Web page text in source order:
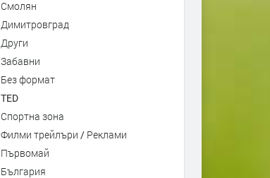
Смолян
Димитровград
Други
Забавни
Без формат
TED
Спортна зона
Филми трейлъри / Реклами
Първомай
България